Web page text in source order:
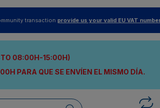
transaction provide us your valid EU VAT
08:00H-15:00H)
PARA QUE SE ENVÍEN EL MISMO DÍA.